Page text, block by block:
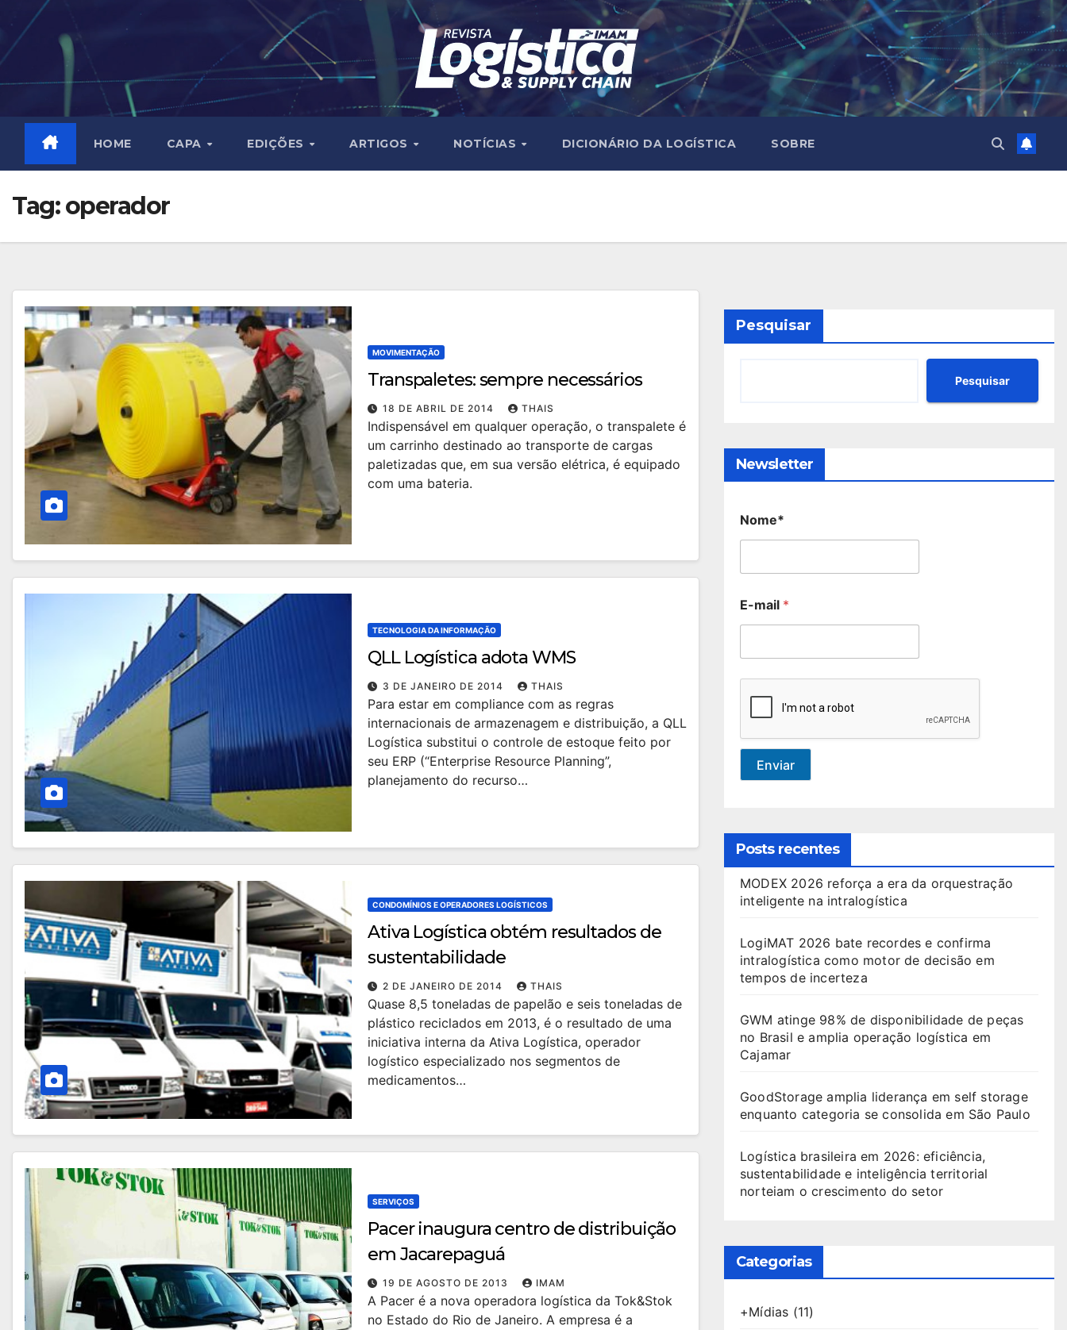
content
HOME CAPA EDIÇÕES ARTIGOS NOTÍCIAS DICIONÁRIO DA LOGÍSTICA SOBRE
Tag:operador
MOVIMENTAÇÃO
Transpaletes: sempre necessários
18 DE ABRIL DE 2014 THAIS
Indispensável em qualquer operação, o transpalete é
um carrinho destinado ao transporte de cargas
paletizadas que, em sua versão elétrica, é equipado
com uma bateria.
TECNOLOGIA DA INFORMAÇÃO
QLL Logística adota WMS
3 DE JANEIRO DE 2014 THAIS
Para estar em compliance com as regras
internacionais de armazenagem e distribuição, a QLL
Logística substitui o controle de estoque feito por
seu ERP (“Enterprise Resource Planning”,
planejamento do recurso…
CONDOMÍNIOS E OPERADORES LOGÍSTICOS
Ativa Logística obtém resultados de
sustentabilidade
2 DE JANEIRO DE 2014 THAIS
Quase 8,5 toneladas de papelão e seis toneladas de
plástico reciclados em 2013, é o resultado de uma
iniciativa interna da Ativa Logística, operador
logístico especializado nos segmentos de
medicamentos…
SERVIÇOS
Pacer inaugura centro de distribuição
em Jacarepaguá
19 DE AGOSTO DE 2013 IMAM
A Pacer é a nova operadora logística da Tok&Stok
no Estado do Rio de Janeiro. A empresa é a
Pesquisar
Pesquisar
Newsletter
Nome*
E-mail *
Enviar
Posts recentes
MODEX 2026 reforça a era da orquestração
inteligente na intralogística
LogiMAT 2026 bate recordes e confirma
intralogística como motor de decisão em
tempos de incerteza
GWM atinge 98% de disponibilidade de peças
no Brasil e amplia operação logística em
Cajamar
GoodStorage amplia liderança em self storage
enquanto categoria se consolida em São Paulo
Logística brasileira em 2026: eficiência,
sustentabilidade e inteligência territorial
norteiam o crescimento do setor
Categorias
+Mídias (11)